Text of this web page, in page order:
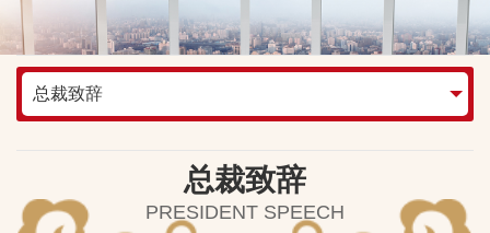
总裁致辞
总裁致辞
PRESIDENT SPEECH